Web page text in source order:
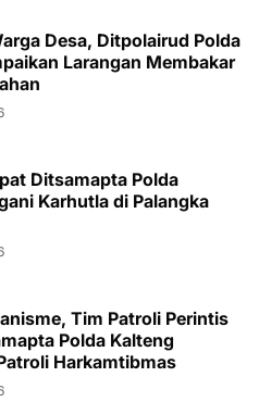
Desa, Ditpolairud Polda
Larangan Membakar
Ditsamapta Polda
Karhutla di Palangka
Tim Patroli Perintis
Polda Kalteng
Harkamtibmas